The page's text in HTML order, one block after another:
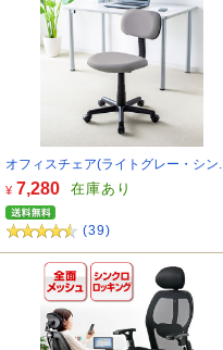
オフィスチェア(ライトグレー・シン...
¥ 7,280 在庫あり
(39)